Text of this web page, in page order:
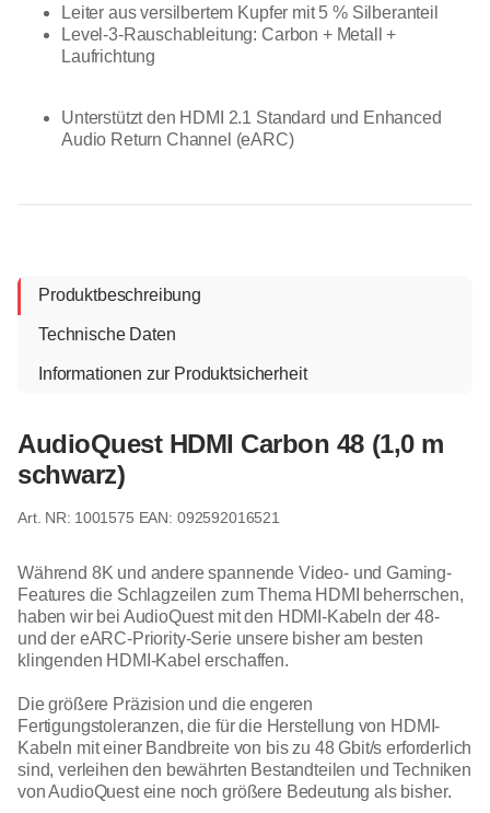
Leiter aus versilbertem Kupfer mit 5 % Silberanteil
Level-3-Rauschableitung: Carbon + Metall +
Laufrichtung
Unterstützt den HDMI 2.1 Standard und Enhanced
Audio Return Channel (eARC)
Produktbeschreibung
Technische Daten
Informationen zur Produktsicherheit
AudioQuest HDMI Carbon 48 (1,0 m
schwarz)
1001575 EAN: 092592016521
Während 8K und andere spannende Video- und Gaming-
Features die Schlagzeilen zum Thema HDMI beherrschen,
haben wir bei AudioQuest mit den HDMI-Kabeln der 48-
und der eARC-Priority-Serie unsere bisher am besten
klingenden HDMI-Kabel erschaffen.
Die größere Präzision und die engeren
Fertigungstoleranzen, die für die Herstellung von HDMI-
Kabeln mit einer Bandbreite von bis zu 48 Gbit/s erforderlich
sind, verleihen den bewährten Bestandteilen und Techniken
von AudioQuest eine noch größere Bedeutung als bisher.